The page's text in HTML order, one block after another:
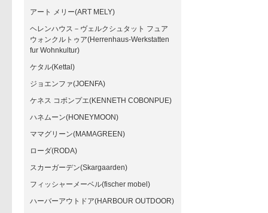
アート メリー(ART MELY)
ヘレンハウス－ヴェルクシュタット フュア
ウォンクルトゥア(Herrenhaus-Werkstatten
fur Wohnkultur)
ケタル(Kettal)
ジョエンファ(JOENFA)
ケネス コボンプエ(KENNETH COBONPUE)
ハネムーン(HONEYMOON)
ママグリーン(MAMAGREEN)
ローダ(RODA)
スカーガーデン(Skargaarden)
フィッシャーメーベル(fischer mobel)
ハーバーアウトドア(HARBOUR OUTDOOR)